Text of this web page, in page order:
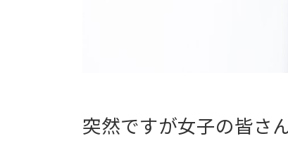
突然ですが女子の皆さ